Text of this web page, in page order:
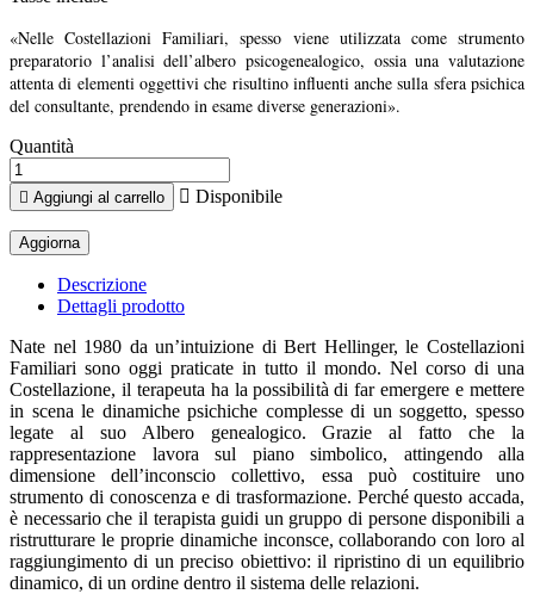
«Nelle Costellazioni Familiari, spesso viene utilizzata come strumento
preparatorio l’analisi dell’albero psicogenealogico, ossia una valutazione
attenta di elementi oggettivi che risultino influenti anche sulla sfera psichica
del consultante, prendendo in esame diverse generazioni».
Quantità
 Aggiungi al carrello  Disponibile
Descrizione
Dettagli prodotto
Nate nel 1980 da un’intuizione di Bert Hellinger, le Costellazioni
Familiari sono oggi praticate in tutto il mondo. Nel corso di una
Costellazione, il terapeuta ha la possibilità di far emergere e mettere
in scena le dinamiche psichiche complesse di un soggetto, spesso
legate al suo Albero genealogico. Grazie al fatto che la
rappresentazione lavora sul piano simbolico, attingendo alla
dimensione dell’inconscio collettivo, essa può costituire uno
strumento di conoscenza e di trasformazione. Perché questo accada,
è necessario che il terapista guidi un gruppo di persone disponibili a
ristrutturare le proprie dinamiche inconsce, collaborando con loro al
raggiungimento di un preciso obiettivo: il ripristino di un equilibrio
dinamico, di un ordine dentro il sistema delle relazioni.